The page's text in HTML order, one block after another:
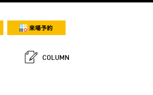
COLUMN